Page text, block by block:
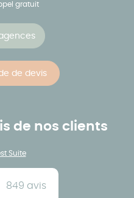
gratuit
de devis
de nos clients
Suite
:
849 avis